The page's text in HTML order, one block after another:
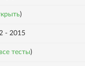
)
- 2015
все тесты)